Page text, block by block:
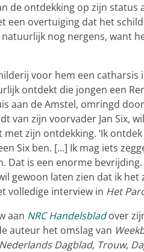
de ontdekking op zijn status
een overtuiging dat het
nog nergens, want
voor hem een catharsis
ontdekt die jongen een
aan de Amstel, omringd door
van zijn voorvader Jan Six,
zijn ontdekking. ‘Ik
Six ben. […] Ik mag iets
Dat is een enorme
gewoon laten zien dat ik het
volledige interview in Het
aan NRC Handelsbladover
auteur het omslag van
Dagblad, Trouw,